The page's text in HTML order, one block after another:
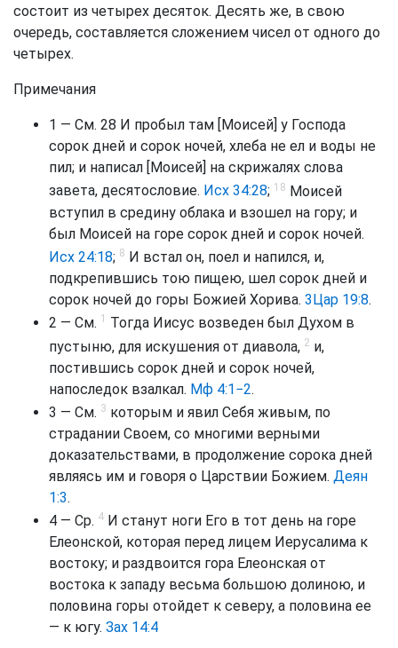
состоит из четырех десяток. Десять же, в свою
очередь, составляется сложением чисел от одного до
четырех.
Примечания
1 — См. 28 И пробыл там [Моисей] у Господа
сорок дней и сорок ночей, хлеба не ел и воды не
пил; и написал [Моисей] на скрижалях слова
завета, десятословие. Исх 34:28; 18 Моисей
вступил в средину облака и взошел на гору; и
был Моисей на горе сорок дней и сорок ночей.
Исх 24:18; 8 И встал он, поел и напился, и,
подкрепившись тою пищею, шел сорок дней и
сорок ночей до горы Божией Хорива. 3Цар 19:8.
2 — См. 1
Тогда Иисус возведен был Духом в
пустыню, для искушения от диавола, 2 и,
постившись сорок дней и сорок ночей,
напоследок взалкал. Мф 4:1−2.
3 — См. 3 которым и явил Себя живым, по
страдании Своем, со многими верными
доказательствами, в продолжение сорока дней
являясь им и говоря о Царствии Божием. Деян
1:3.
4 — Ср. 4 И станут ноги Его в тот день на горе
Елеонской, которая перед лицем Иерусалима к
востоку; и раздвоится гора Елеонская от
востока к западу весьма большою долиною, и
половина горы отойдет к северу, а половина ее
— к югу. Зах 14:4